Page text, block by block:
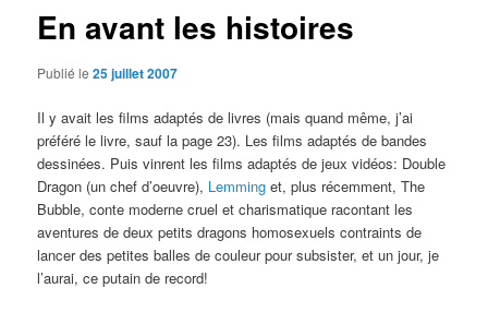
En avant les histoires
Publié le25 juillet 2007
Il y avait les films adaptés de livres (mais quand même, j’ai
préféré le livre, sauf la page 23). Les films adaptés de bandes
dessinées. Puis vinrent les films adaptés de jeux vidéos: Double
Dragon (un chef d’oeuvre), Lemming et, plus récemment, The
Bubble, conte moderne cruel et charismatique racontant les
aventures de deux petits dragons homosexuels contraints de
lancer des petites balles de couleur pour subsister, et un jour, je
l’aurai, ce putain de record!